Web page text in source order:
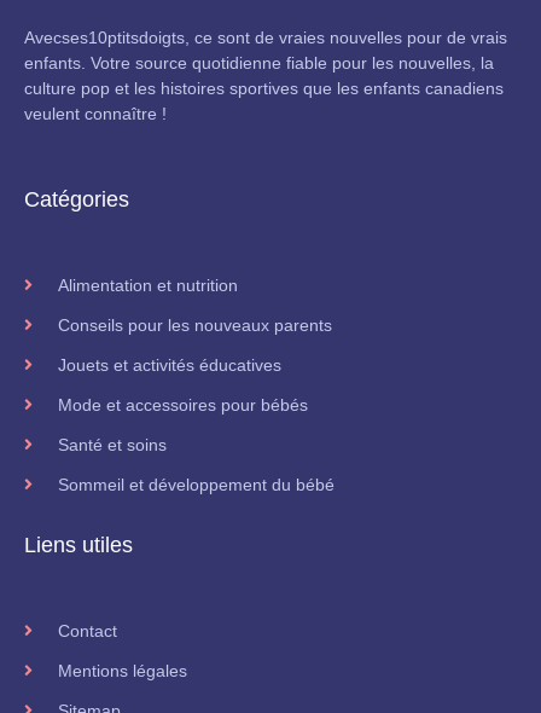
Avecses10ptitsdoigts, ce sont de vraies nouvelles pour de vrais
enfants. Votre source quotidienne fiable pour les nouvelles, la
culture pop et les histoires sportives que les enfants canadiens
veulent connaître !
Catégories
Alimentation et nutrition
Conseils pour les nouveaux parents
Jouets et activités éducatives
Mode et accessoires pour bébés
Santé et soins
Sommeil et développement du bébé
Liens utiles
Contact
Mentions légales